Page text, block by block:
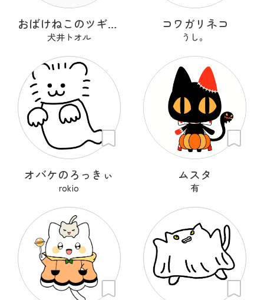
おばけねこのツギハギ
犬井トオル
コワガリネコ
うし。
オバケのろっきぃ
rokio
ムスタ
有